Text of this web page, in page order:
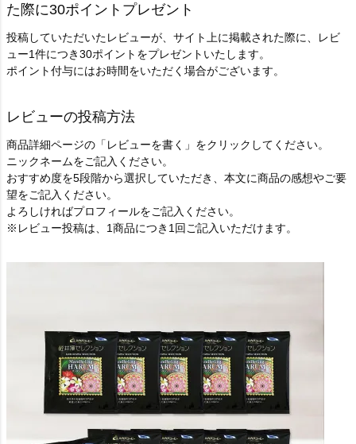
た際に30ポイントプレゼント
投稿していただいたレビューが、サイト上に掲載された際に、レビ
ュー1件につき30ポイントをプレゼントいたします。
ポイント付与にはお時間をいただく場合がございます。
レビューの投稿方法
商品詳細ページの「レビューを書く」をクリックしてください。
ニックネームをご記入ください。
おすすめ度を5段階から選択していただき、本文に商品の感想やご要
望をご記入ください。
よろしければプロフィールをご記入ください。
※レビュー投稿は、1商品につき1回ご記入いただけます。